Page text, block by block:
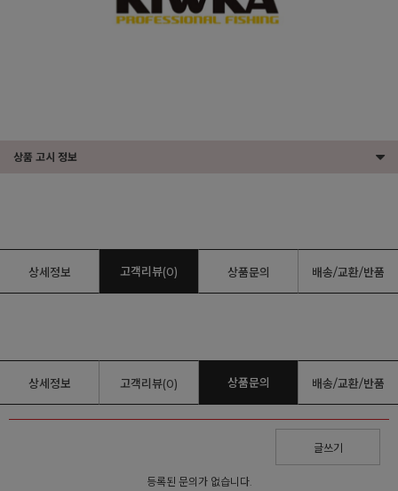
상품 고시 정보
상세정보 고객리뷰(0) 상품문의 배송/교환/반품
상세정보 고객리뷰(0) 상품문의 배송/교환/반품
글쓰기
등록된 문의가 없습니다.